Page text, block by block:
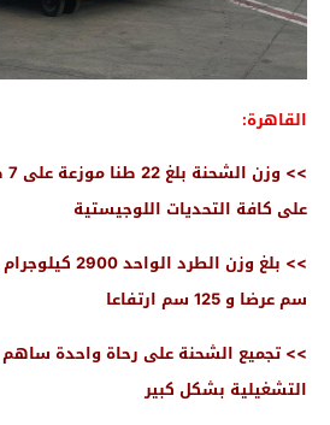
القاهرة:
على كافة التحديات اللوجيستية
سم عرضا و 125 سم ارتفاعا
>> تجميع الشحنة على رحاة واحدة
التشغيلية بشكل كبير